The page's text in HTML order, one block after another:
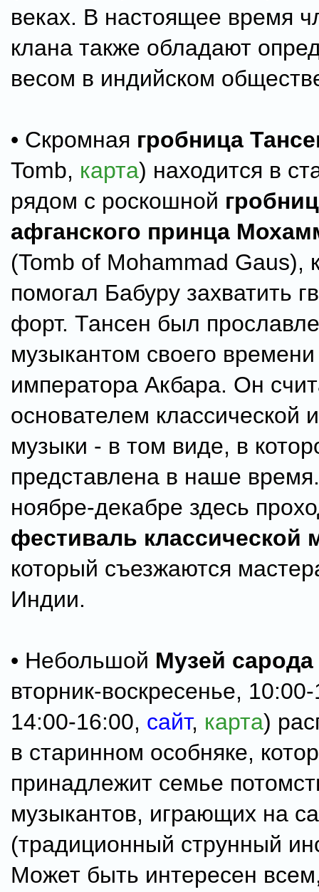
веках. В настоящее время
клана также обладают
весом в индийском
• Скромная гробница
Tomb, карта) находится в
рядом с роскошной
афганского принца
(Tomb of Mohammad Gaus),
помогал Бабуру захватить
форт. Тансен был
музыкантом своего
императора Акбара. Он
основателем классической
музыки - в том виде, в
представлена в наше
ноябре-декабре здесь
фестиваль классической
который съезжаются
Индии.
• Небольшой Музей сарода
вторник-воскресенье,
14:00-16:00, сайт, карта)
в старинном особняке,
принадлежит семье
музыкантов, играющих на
(традиционный струнный
Может быть интересен